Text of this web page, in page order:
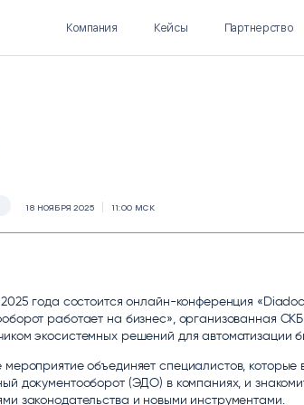
БЮДЖЕТИРОВАНИЕ
Компания Кейсы Партнерство
18 НОЯБРЯ 2025 11:00 МСК
года состоится онлайн-конференция
работает на бизнес», организованная
экосистемных решений для автоматизации
мероприятие объединяет специалистов,
документооборот (ЭДО) в компаниях, и
законодательства и новыми инструментами.